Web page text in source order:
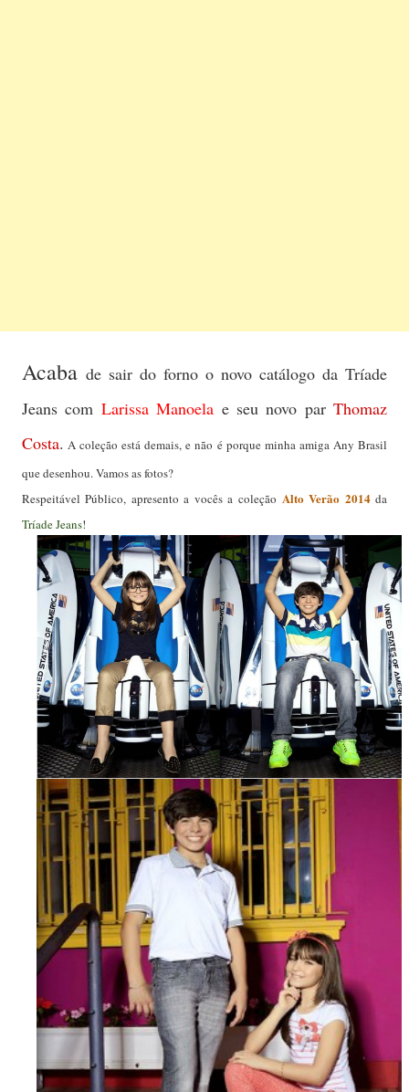
Acaba de sair do forno o novo catálogo da Tríade
Jeans com Larissa Manoela e seu novo parThomaz
Costa. A coleção está demais, e não é porque minha amiga Any Brasil
que desenhou. Vamos as fotos?
Respeitável Público, apresento a vocês a coleção Alto Verão 2014da
Tríade Jeans!